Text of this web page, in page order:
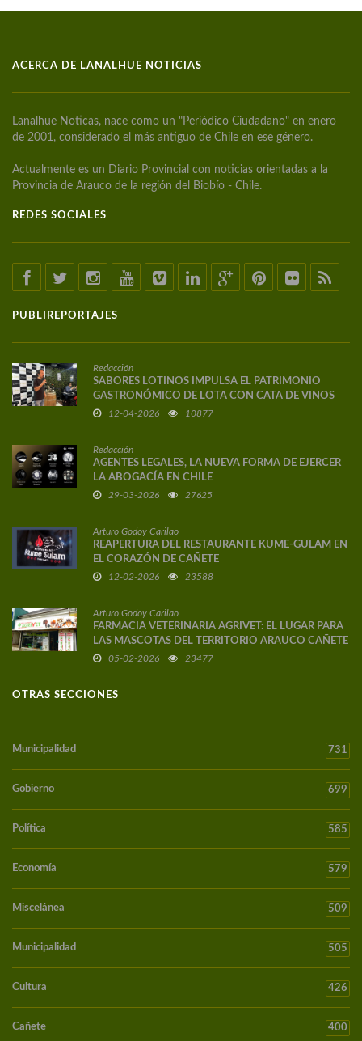
ACERCA DE LANALHUE NOTICIAS
Lanalhue Noticas, nace como un "Periódico Ciudadano" en enero
de 2001, considerado el más antiguo de Chile en ese género.
Actualmente es un Diario Provincial con noticias orientadas a la
Provincia de Arauco de la región del Biobío - Chile.
REDES SOCIALES
PUBLIREPORTAJES
Redacción
SABORES LOTINOS IMPULSA EL PATRIMONIO
GASTRONÓMICO DE LOTA CON CATA DE VINOS
DE AUTOR
12-04-2026 10877
Redacción
AGENTES LEGALES, LA NUEVA FORMA DE EJERCER
LA ABOGACÍA EN CHILE
29-03-2026 27625
Arturo Godoy Carilao
REAPERTURA DEL RESTAURANTE KUME-GULAM EN
EL CORAZÓN DE CAÑETE
12-02-2026 23588
Arturo Godoy Carilao
FARMACIA VETERINARIA AGRIVET: EL LUGAR PARA
LAS MASCOTAS DEL TERRITORIO ARAUCO CAÑETE
05-02-2026 23477
OTRAS SECCIONES
Municipalidad 731
Gobierno 699
Política 585
Economía 579
Miscelánea 509
Municipalidad 505
Cultura 426
Cañete 400